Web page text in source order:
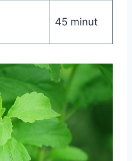
45 ⁢minut